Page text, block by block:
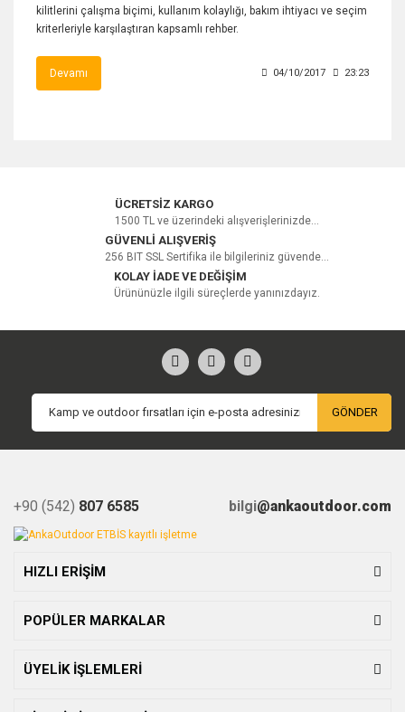
kilitlerini çalışma biçimi, kullanım kolaylığı, bakım ihtiyacı ve seçim
kriterleriyle karşılaştıran kapsamlı rehber.
Devamı 04/10/2017 23:23
ÜCRETSİZ KARGO
1500 TL ve üzerindeki alışverişlerinizde...
GÜVENLİ ALIŞVERİŞ
256 BIT SSL Sertifika ile bilgileriniz güvende...
KOLAY İADE VE DEĞİŞİM
Ürününüzle ilgili süreçlerde yanınızdayız.
GÖNDER
+90 (542) 807 6585 bilgi@ankaoutdoor.com
HIZLI ERİŞİM
POPÜLER MARKALAR
ÜYELİK İŞLEMLERİ